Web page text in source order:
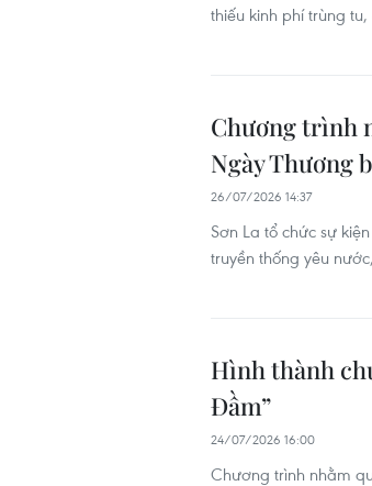
thiếu kinh phí trùng
Chương trình
Ngày Thương
26/07/2026 14:37
Sơn La tổ chức sự
truyền thống yêu
Hình thành
Đầm”
24/07/2026 16:00
Chương trình nhằm